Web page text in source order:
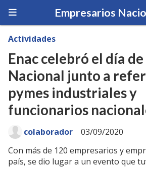
Empresarios
Enac celebró el día
Nacional junto a
pymes industriales y
funcionarios
Con más de 120 empresarios y
país, se dio lugar a un evento que
Actividades
03/09/2020
colaborador